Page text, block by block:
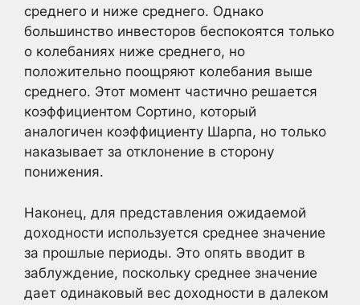
среднего и ниже среднего. Однако
большинство инвесторов беспокоятся только
о колебаниях ниже среднего, но
положительно поощряют колебания выше
среднего. Этот момент частично решается
коэффициентом Сортино, который
аналогичен коэффициенту Шарпа, но только
наказывает за отклонение в сторону
понижения.
Наконец, для представления ожидаемой
доходности используется среднее значение
за прошлые периоды. Это опять вводит в
заблуждение, поскольку среднее значение
дает одинаковый вес доходности в далеком